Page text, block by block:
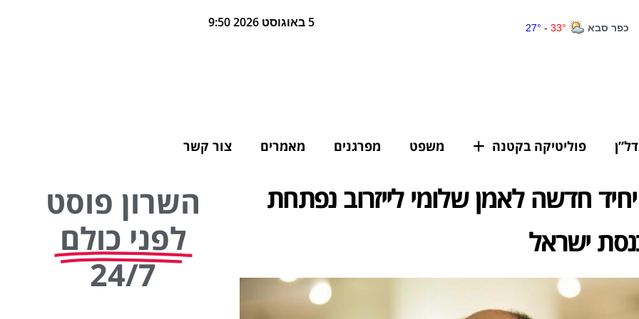
5 באוגוסט 2026 9:50
פוליטיקה בקטנה משפט מפרגנים מאמרים צור קשר
חדשה לאמן שלומי לייזרוב נפתחת
ישראל
השרון פוסט
לפני כולם
24/7